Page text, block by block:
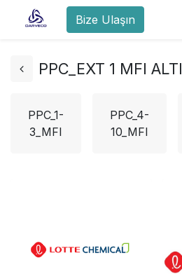
Bize Ulaşın
PPC_EXT 1 MFI ALTI
PPC_1-
3_MFI
PPC_4-
10_MFI